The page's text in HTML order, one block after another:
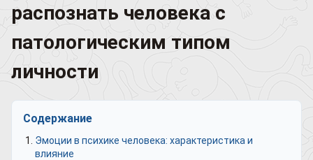
распознать человека с
патологическим типом
личности
Содержание
Эмоции в психике человека: характеристика и
влияние